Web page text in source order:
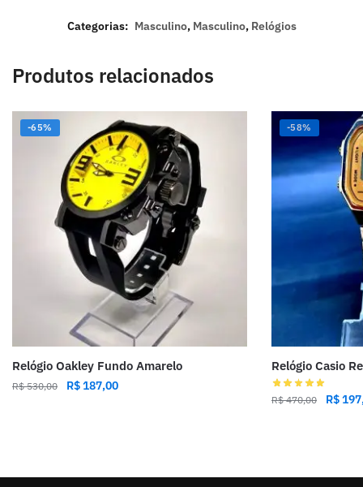
Categorias: Masculino, Masculino, Relógios
Produtos relacionados
-65%
Relógio Oakley Fundo Amarelo
R$530,00 R$187,00
-58%
Relógio Casio
R$470,00 R$